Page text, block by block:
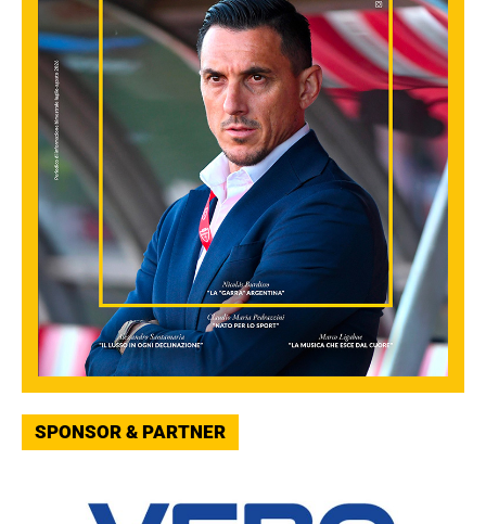
SPONSOR & PARTNER